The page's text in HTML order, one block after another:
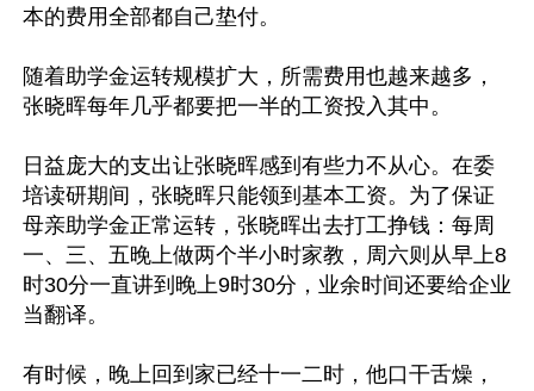
本的费用全部都自己垫付。
随着助学金运转规模扩大，所需费用也越来越多，
张晓晖每年几乎都要把一半的工资投入其中。
日益庞大的支出让张晓晖感到有些力不从心。在委
培读研期间，张晓晖只能领到基本工资。为了保证
母亲助学金正常运转，张晓晖出去打工挣钱：每周
一、三、五晚上做两个半小时家教，周六则从早上8
时30分一直讲到晚上9时30分，业余时间还要给企业
当翻译。
有时候，晚上回到家已经十一二时，他口干舌燥，